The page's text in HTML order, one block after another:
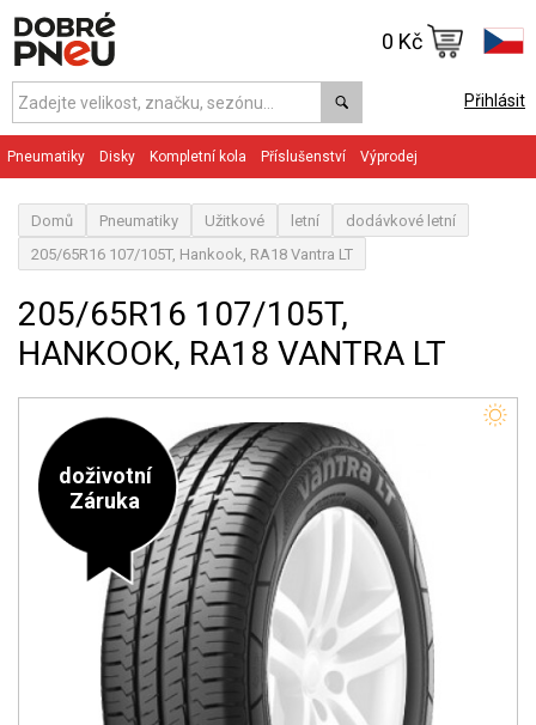
Přihlásit
0 Kč
Pneumatiky Disky Kompletní kola Příslušenství Výprodej
Domů Pneumatiky Užitkové letní
dodávkové letní
205/65R16 107/105T, Hankook, RA18 Vantra LT
205/65R16 107/105T,
HANKOOK, RA18 VANTRA LT
doživotní
Záruka